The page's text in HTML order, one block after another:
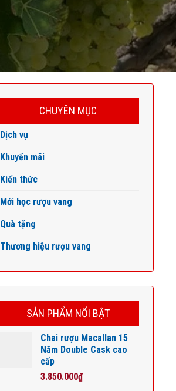
CHUYÊN MỤC
Dịch vụ
Khuyến mãi
Kiến thức
Mới học rượu vang
Quà tặng
Thương hiệu rượu vang
SẢN PHẨM NỔI BẬT
Chai rượu Macallan 15
Năm Double Cask cao
cấp
3.850.000₫